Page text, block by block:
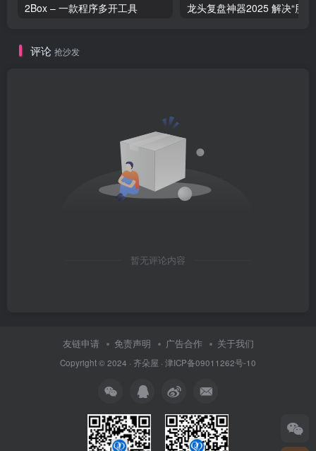
2Box – 一款程序多开工具
评论 抢沙发
暂无评论内容
友链申请 免责声明 广告合作 关于我们
Copyright © 2024 · 齐朵屋 · 津ICP备09011262号-10